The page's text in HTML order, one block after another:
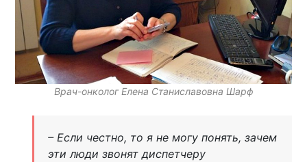
Врач-онколог Елена Станиславовна Шарф
– Если честно, то я не могу понять, зачем
эти люди звонят диспетчеру